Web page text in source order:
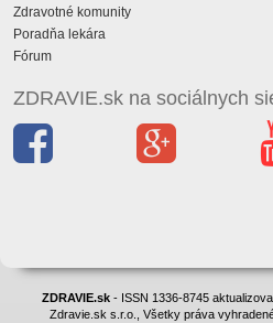
Zdravotné komunity
Poradňa lekára
Fórum
ZDRAVIE.sk na sociálnych
ZDRAVIE.sk- ISSN 1336-8745
Zdravie.sk s.r.o., Všetky práva